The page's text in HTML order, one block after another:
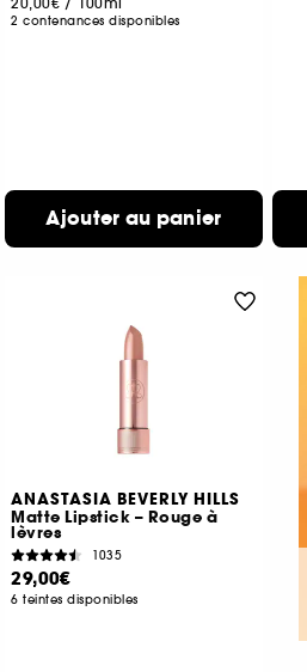
2 contenances disponibles
Ajouter au panier
ANASTASIA BEVERLY HILLS
Matte Lipstick – Rouge à
lèvres
1035
29,00€
6 teintes disponibles